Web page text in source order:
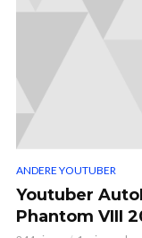
ANDERE YOUTUBER
Youtuber
Phantom VIII